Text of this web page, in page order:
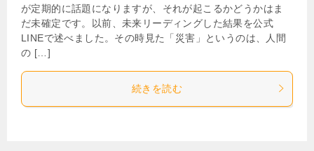
が定期的に話題になりますが、それが起こるかどうかはま
だ未確定です。以前、未来リーディングした結果を公式
LINEで述べました。その時見た「災害」というのは、人間
の […]
続きを読む